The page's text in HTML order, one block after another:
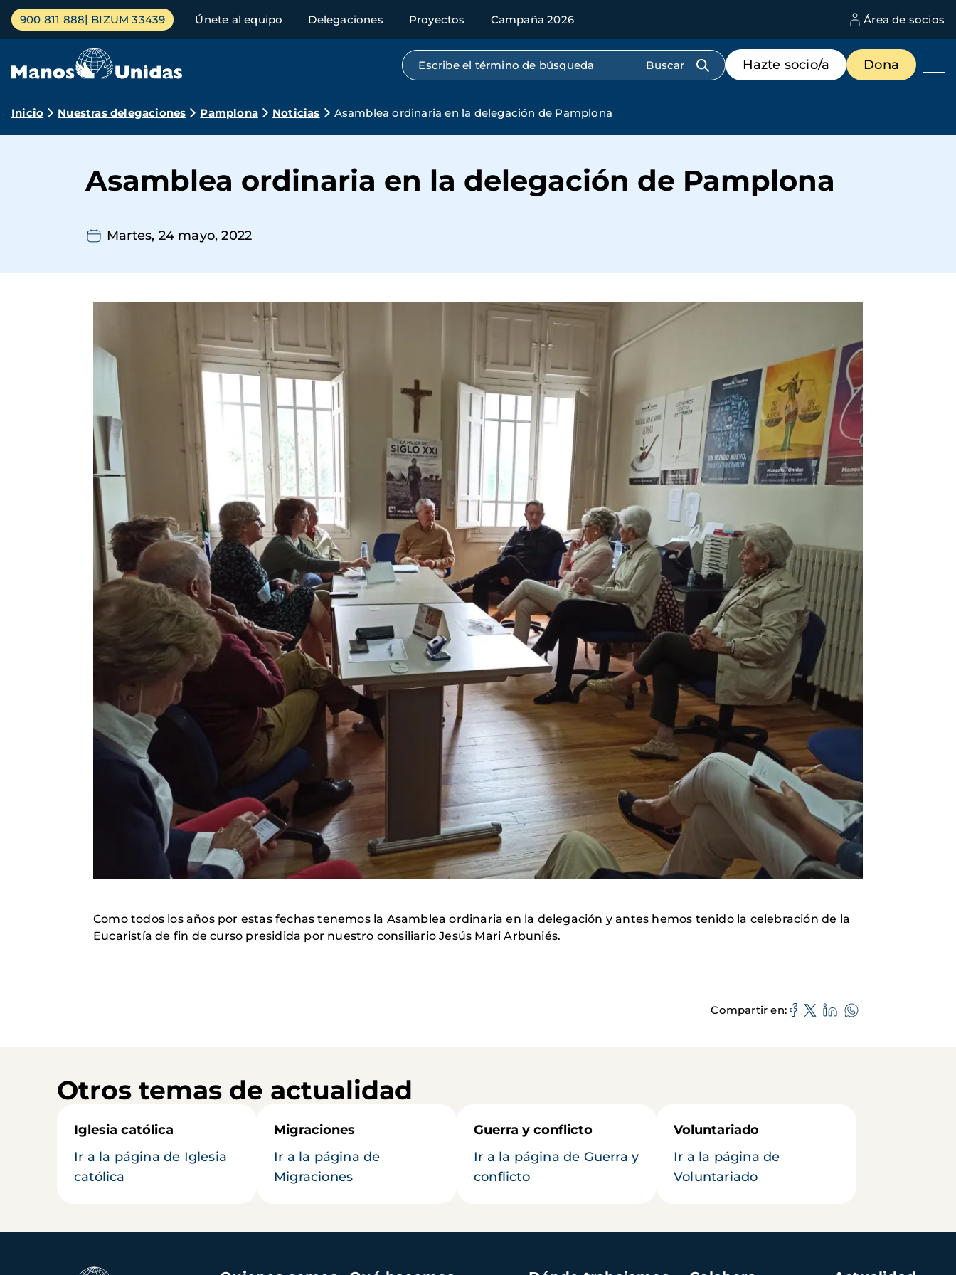
Pasar
contenido
Menú
principal
900 811 888 BIZUM 33439 Únete al equipo Delegaciones Proyectos Campaña 2026 Área de socios
Búsqueda por texto completo
Menú
de
destacados
Hazte socio/a Dona
Ruta
navegación
Inicio Nuestras delegaciones Pamplona Noticias Asamblea ordinaria en la delegación de Pamplona
Asamblea ordinaria en la delegación de Pamplona
Martes, 24 mayo, 2022
Como todos los años por estas fechas tenemos la Asamblea ordinaria en la delegación y antes hemos tenido la celebración de la
Eucaristía de fin de curso presidida por nuestro consiliario Jesús Mari Arbuniés.
Compartir en
Otros temas de actualidad
Iglesia católica
Ir a la página de Iglesia
católica
Migraciones
Ir a la página de
Migraciones
Guerra y conflicto
Ir a la página de Guerra y
conflicto
Voluntariado
Ir a la página de
Voluntariado